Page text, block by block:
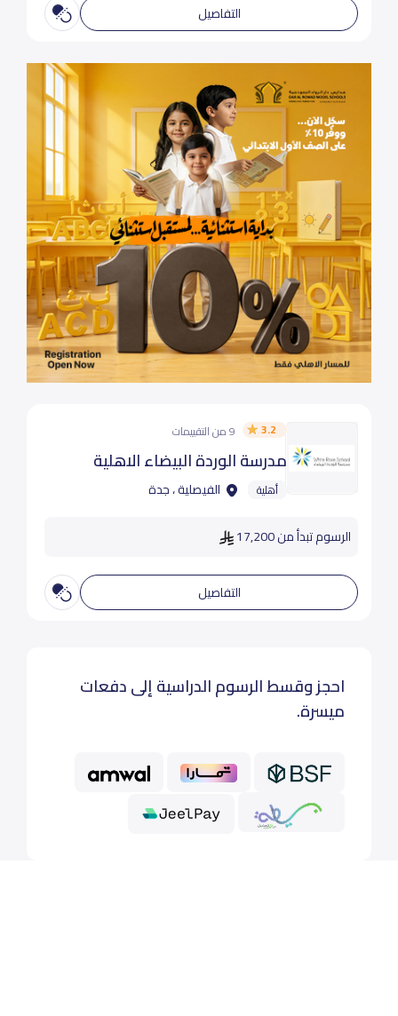
التفاصيل
3.2 9 من التقييمات
مدرسة الوردة البيضاء الاهلية
أهلية الفيصلية ، جدة
الرسوم تبدأ من 17,200
التفاصيل
احجز وقسط الرسوم الدراسية إلى دفعات
ميسرة.